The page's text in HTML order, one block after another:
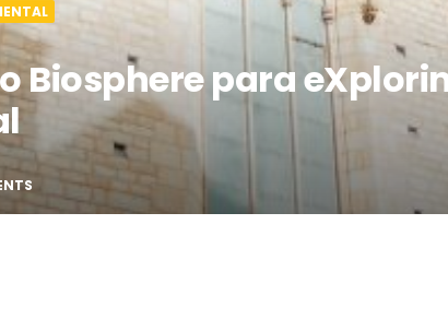
Biosphere para